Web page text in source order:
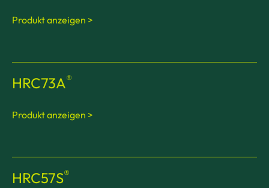
Produkt anzeigen >
HRC73A®
Produkt anzeigen >
HRC57S®